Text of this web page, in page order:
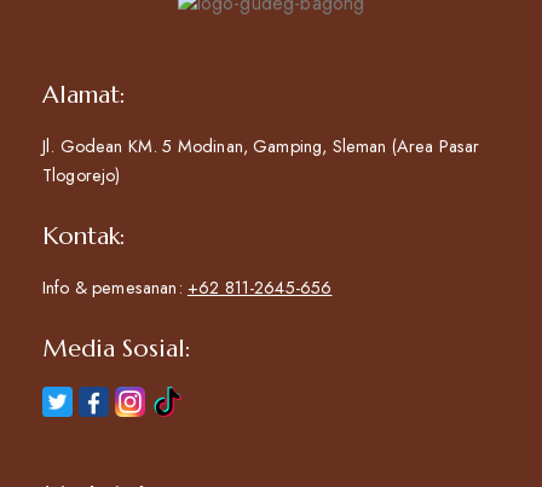
Alamat:
Jl. Godean KM. 5 Modinan, Gamping, Sleman (Area Pasar
Tlogorejo)
Kontak:
Info & pemesanan: +62 811-2645-656
Media Sosial: